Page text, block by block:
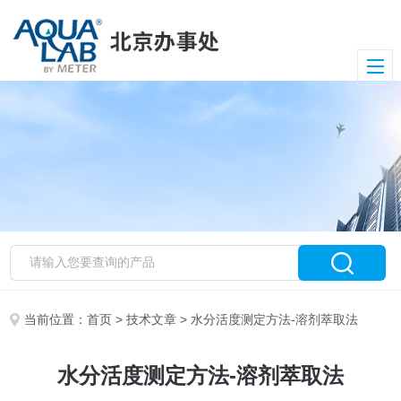
当前位置：首页 >技术文章 > 水分活度测定方法-溶剂萃取法
水分活度测定方法-溶剂萃取法